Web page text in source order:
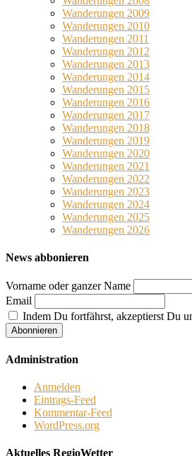
Wanderungen 2009
Wanderungen 2010
Wanderungen 2011
Wanderungen 2012
Wanderungen 2013
Wanderungen 2014
Wanderungen 2015
Wanderungen 2016
Wanderungen 2017
Wanderungen 2018
Wanderungen 2019
Wanderungen 2020
Wanderungen 2021
Wanderungen 2022
Wanderungen 2023
Wanderungen 2024
Wanderungen 2025
Wanderungen 2026
News abbonieren
Vorname oder ganzer Name
Email
Indem Du fortfährst, akzeptierst Du
Administration
Anmelden
Eintrags-Feed
Kommentar-Feed
WordPress.org
Aktuelles RegioWetter